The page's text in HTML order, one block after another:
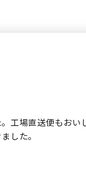
工場直送便もおい
した。